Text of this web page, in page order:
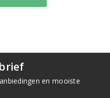
en mooiste